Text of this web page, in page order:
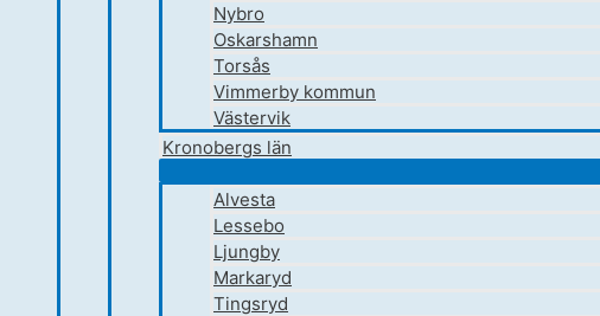
Nybro
Oskarshamn
Torsås
Vimmerby kommun
Västervik
Kronobergs län
Alvesta
Lessebo
Ljungby
Markaryd
Tingsryd